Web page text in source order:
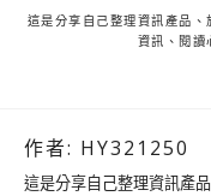
這是分享自己整理資訊產品
資訊、閱讀
作者: HY321250
這是分享自己整理資訊產